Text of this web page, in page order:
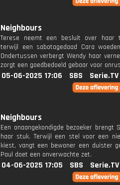
Neighbours
Terese neemt een besluit over haar
terwijl een sabotagedaad Cara
Ondertussen verbergt Wendy haar
zorgt een goedbedoeld gebaar voor
05-06-2025 17:06 SBS Serie.TV
Neighbours
Een onaangekondigde bezoeker brengt
haar stuk. Terwijl een stel voor een
kiest, vangt een bewoner een duister
Paul doet een onverwachte zet.
04-06-2025 17:05 SBS Serie.TV